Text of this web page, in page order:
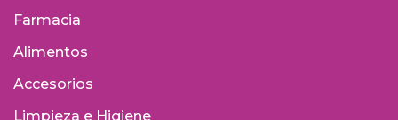
Farmacia
Alimentos
Accesorios
Limpieza e Higiene